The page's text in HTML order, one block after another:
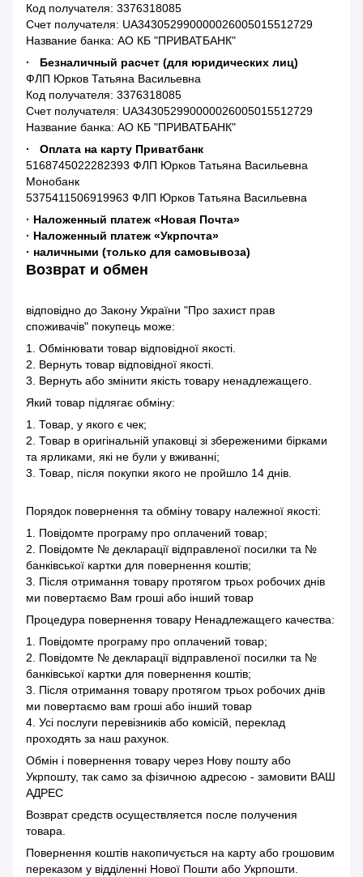
Код получателя: 3376318085
Счет получателя: UA343052990000026005015512729
Название банка: АО КБ "ПРИВАТБАНК"
· Безналичный расчет (для юридических лиц)
ФЛП Юрков Татьяна Васильевна
Код получателя: 3376318085
Счет получателя: UA343052990000026005015512729
Название банка: АО КБ "ПРИВАТБАНК"
· Оплата на карту Приватбанк
5168745022282393 ФЛП Юрков Татьяна Васильевна
Монобанк
5375411506919963 ФЛП Юрков Татьяна Васильевна
· Наложенный платеж «Новая Почта»
· Наложенный платеж «Укрпочта»
· наличными (только для самовывоза)
Возврат и обмен
відповідно до Закону України "Про захист прав
споживачів" покупець може:
1. Обмінювати товар відповідної якості.
2. Вернуть товар відповідної якості.
3. Вернуть або змінити якість товару ненадлежащего.
Який товар підлягає обміну:
1. Товар, у якого є чек;
2. Товар в оригінальній упаковці зі збереженими бірками
та ярликами, які не були у вживанні;
3. Товар, після покупки якого не пройшло 14 днів.
Порядок повернення та обміну товару належної якості:
1. Повідомте програму про оплачений товар;
2. Повідомте № декларації відправленої посилки та №
банківської картки для повернення коштів;
3. Після отримання товару протягом трьох робочих днів
ми повертаємо Вам гроші або інший товар
Процедура повернення товару Ненадлежащего качества:
1. Повідомте програму про оплачений товар;
2. Повідомте № декларації відправленої посилки та №
банківської картки для повернення коштів;
3. Після отримання товару протягом трьох робочих днів
ми повертаємо вам гроші або інший товар
4. Усі послуги перевізників або комісій, переклад
проходять за наш рахунок.
Обмін і повернення товару через Нову пошту або
Укрпошту, так само за фізичною адресою - замовити ВАШ
АДРЕС
Возврат средств осуществляется после получения
товара.
Повернення коштів накопичується на карту або грошовим
переказом у відділенні Нової Пошти або Укрпошти.